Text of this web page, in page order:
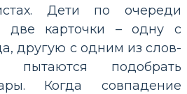
Дети по очереди
две карточки – одну с
другую с одним из слов-
подобрать
Когда совпадение